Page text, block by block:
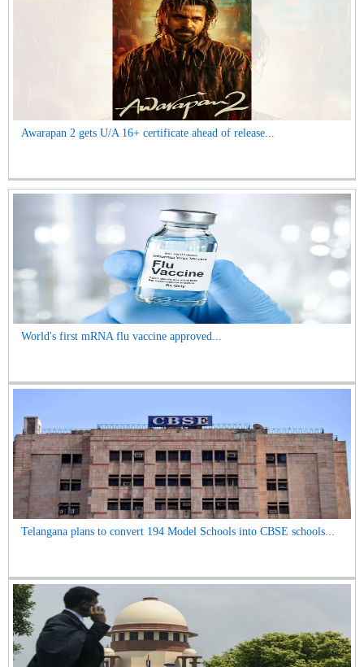
Awarapan 2 gets U/A 16+ certificate ahead of release...
World's first mRNA flu vaccine approved...
Telangana plans to convert 194 Model Schools into CBSE schools...